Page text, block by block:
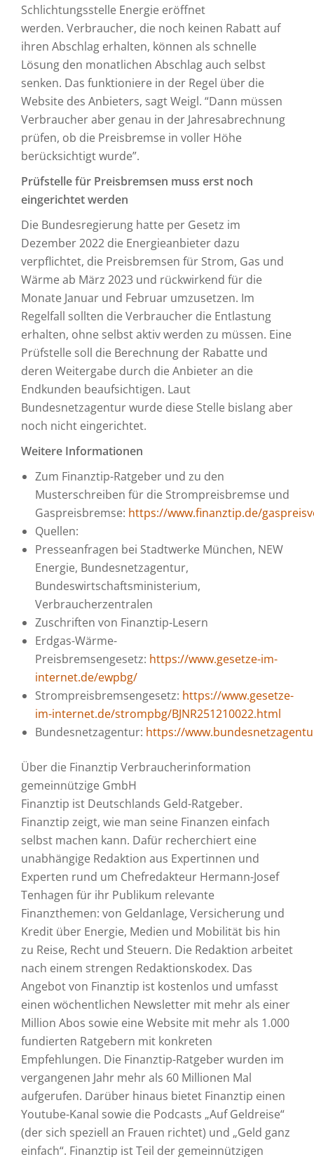
Schlichtungsstelle Energie eröffnet
werden. Verbraucher, die noch keinen Rabatt auf
ihren Abschlag erhalten, können als schnelle
Lösung den monatlichen Abschlag auch selbst
senken. Das funktioniere in der Regel über die
Website des Anbieters, sagt Weigl. “Dann müssen
Verbraucher aber genau in der Jahresabrechnung
prüfen, ob die Preisbremse in voller Höhe
berücksichtigt wurde”.
Prüfstelle für Preisbremsen muss erst noch
eingerichtet werden
Die Bundesregierung hatte per Gesetz im
Dezember 2022 die Energieanbieter dazu
verpflichtet, die Preisbremsen für Strom, Gas und
Wärme ab März 2023 und rückwirkend für die
Monate Januar und Februar umzusetzen. Im
Regelfall sollten die Verbraucher die Entlastung
erhalten, ohne selbst aktiv werden zu müssen. Eine
Prüfstelle soll die Berechnung der Rabatte und
deren Weitergabe durch die Anbieter an die
Endkunden beaufsichtigen. Laut
Bundesnetzagentur wurde diese Stelle bislang aber
noch nicht eingerichtet.
Weitere Informationen
Zum Finanztip-Ratgeber und zu den
Musterschreiben für die Strompreisbremse und
Gaspreisbremse: https://www.finanztip.de/
Quellen:
Presseanfragen bei Stadtwerke München, NEW
Energie, Bundesnetzagentur,
Bundeswirtschaftsministerium,
Verbraucherzentralen
Zuschriften von Finanztip-Lesern
Erdgas-Wärme-
Preisbremsengesetz: https://www.gesetze-im-
internet.de/ewpbg/
Strompreisbremsengesetz: https://www.gesetze-
im-internet.de/strompbg/BJNR251210022.html
Bundesnetzagentur: https://
Über die Finanztip Verbraucherinformation
gemeinnützige GmbH
Finanztip ist Deutschlands Geld-Ratgeber.
Finanztip zeigt, wie man seine Finanzen einfach
selbst machen kann. Dafür recherchiert eine
unabhängige Redaktion aus Expertinnen und
Experten rund um Chefredakteur Hermann-Josef
Tenhagen für ihr Publikum relevante
Finanzthemen: von Geldanlage, Versicherung und
Kredit über Energie, Medien und Mobilität bis hin
zu Reise, Recht und Steuern. Die Redaktion arbeitet
nach einem strengen Redaktionskodex. Das
Angebot von Finanztip ist kostenlos und umfasst
einen wöchentlichen Newsletter mit mehr als einer
Million Abos sowie eine Website mit mehr als 1.000
fundierten Ratgebern mit konkreten
Empfehlungen. Die Finanztip-Ratgeber wurden im
vergangenen Jahr mehr als 60 Millionen Mal
aufgerufen. Darüber hinaus bietet Finanztip einen
Youtube-Kanal sowie die Podcasts „Auf Geldreise“
(der sich speziell an Frauen richtet) und „Geld ganz
einfach“. Finanztip ist Teil der gemeinnützigen